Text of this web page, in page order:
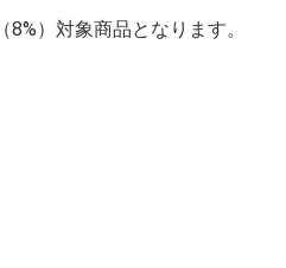
）対象商品となります。